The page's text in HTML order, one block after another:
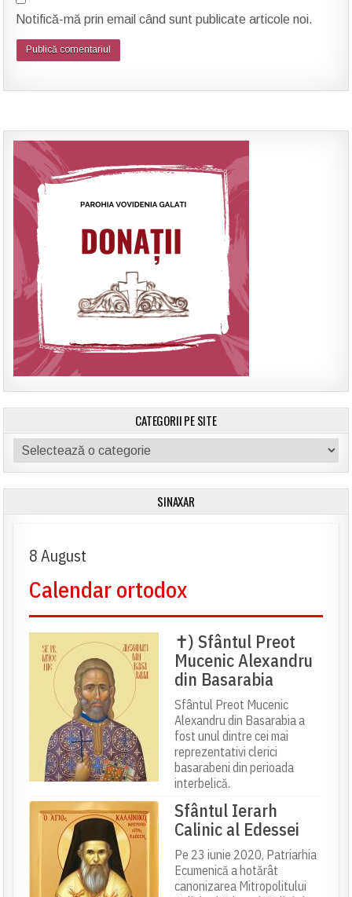
Notifică-mă prin email când sunt publicate articole noi.
CATEGORII PE SITE
Categorii
site
SINAXAR
8 August
Calendar ortodox
✝) Sfântul Preot
Mucenic Alexandru
din Basarabia
Sfântul Preot Mucenic
Alexandru din Basarabia a
fost unul dintre cei mai
reprezentativi clerici
basarabeni din perioada
interbelică.
Sfântul Ierarh
Calinic al Edessei
Pe 23 iunie 2020, Patriarhia
Ecumenică a hotărât
canonizarea Mitropolitului